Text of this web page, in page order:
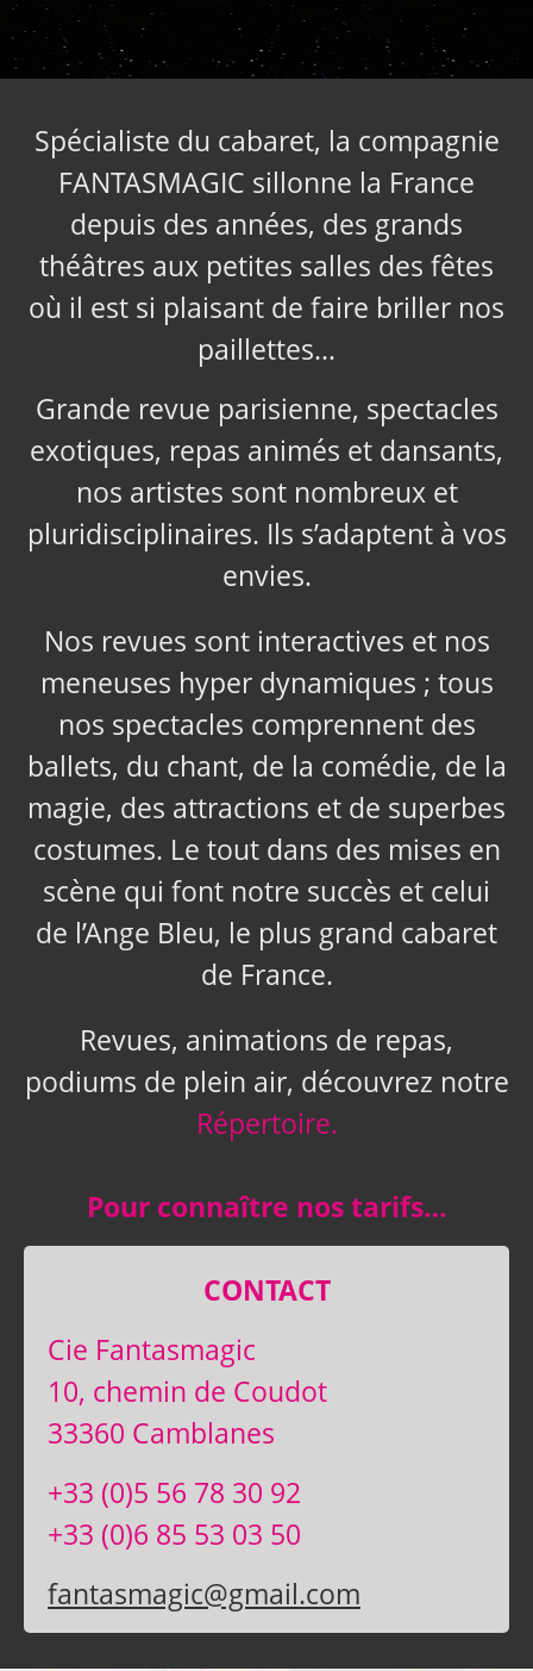
Spécialiste du cabaret, la compagnie
FANTASMAGIC sillonne la France
depuis des années, des grands
théâtres aux petites salles des fêtes
où il est si plaisant de faire briller nos
paillettes…
Grande revue parisienne, spectacles
exotiques, repas animés et dansants,
nos artistes sont nombreux et
pluridisciplinaires. Ils s’adaptent à vos
envies.
Nos revues sont interactives et nos
meneuses hyper dynamiques ; tous
nos spectacles comprennent des
ballets, du chant, de la comédie, de la
magie, des attractions et de superbes
costumes. Le tout dans des mises en
scène qui font notre succès et celui
de l’Ange Bleu, le plus grand cabaret
de France.
Revues, animations de repas,
podiums de plein air, découvrez notre
Répertoire.
Pour connaître nos tarifs…
CONTACT
Cie Fantasmagic
10, chemin de Coudot
33360 Camblanes
+33 (0)5 56 78 30 92
+33 (0)6 85 53 03 50
fantasmagic@gmail.com